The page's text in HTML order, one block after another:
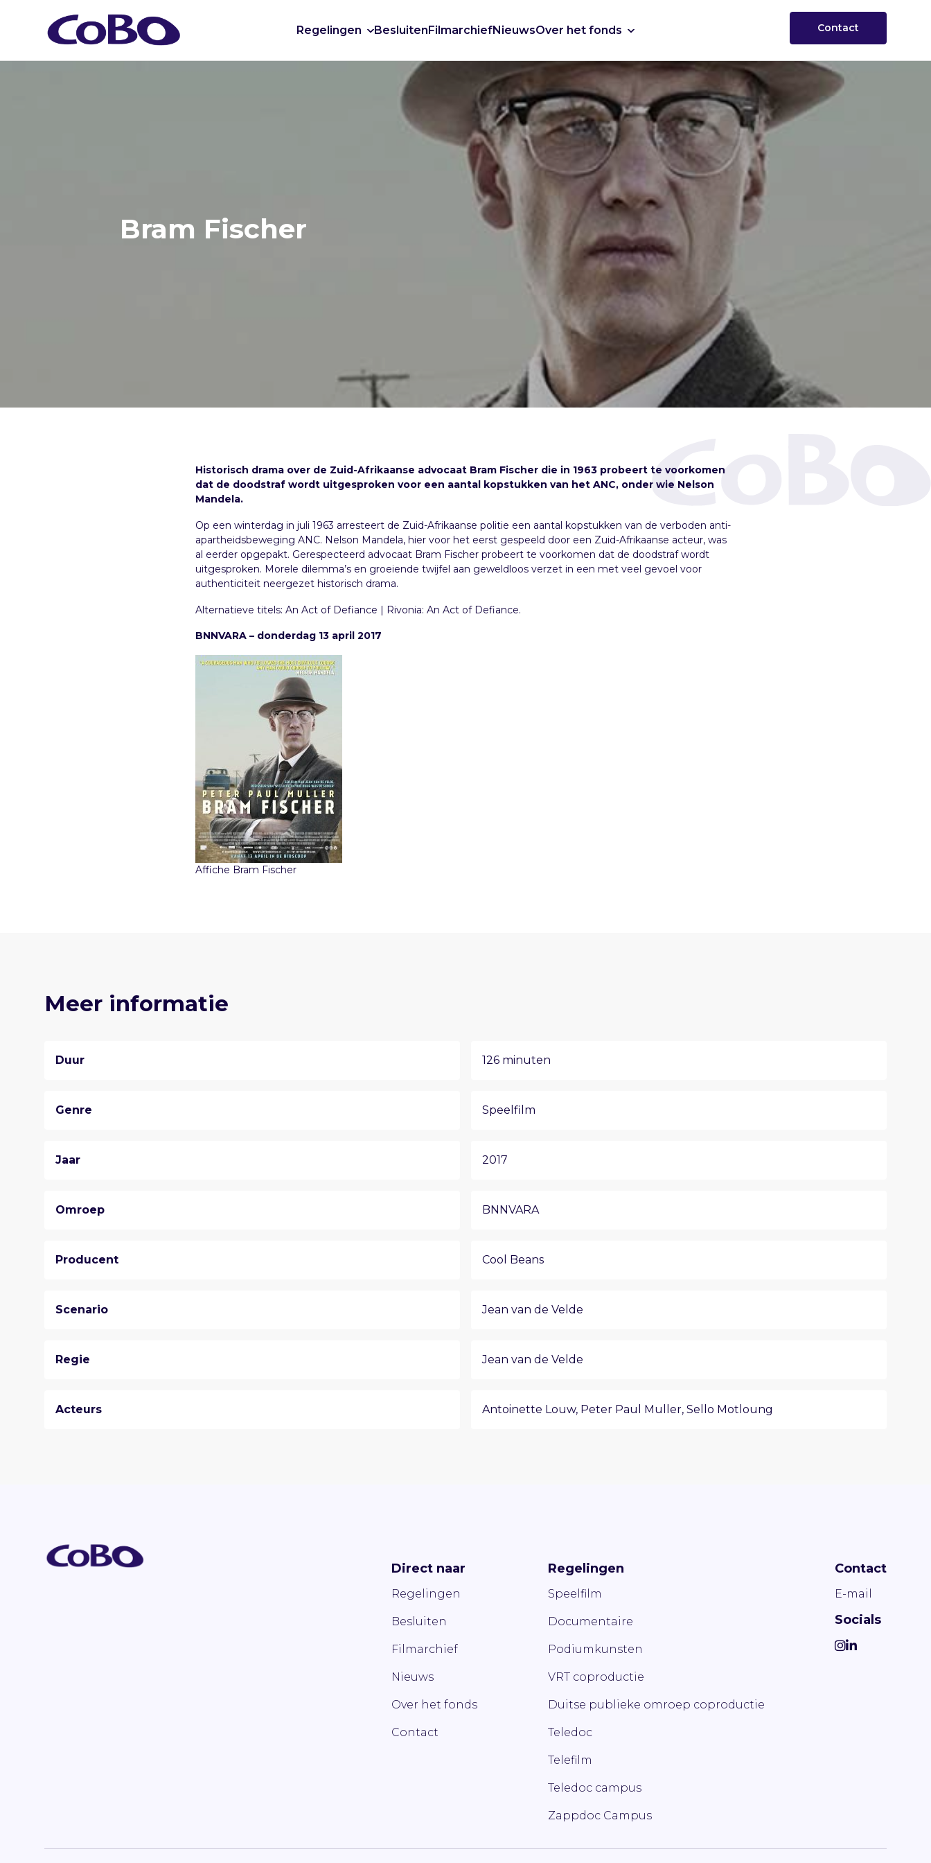
Regelingen BesluitenFilmarchiefNieuwsOver het fonds Contact
Bram Fischer
Historisch drama over de Zuid-Afrikaanse advocaat Bram Fischer die in 1963 probeert te voorkomen
dat de doodstraf wordt uitgesproken voor een aantal kopstukken van het ANC, onder wie Nelson
Mandela.
Op een winterdag in juli 1963 arresteert de Zuid-Afrikaanse politie een aantal kopstukken van de verboden anti-
apartheidsbeweging ANC. Nelson Mandela, hier voor het eerst gespeeld door een Zuid-Afrikaanse acteur, was
al eerder opgepakt. Gerespecteerd advocaat Bram Fischer probeert te voorkomen dat de doodstraf wordt
uitgesproken. Morele dilemma’s en groeiende twijfel aan geweldloos verzet in een met veel gevoel voor
authenticiteit neergezet historisch drama.
Alternatieve titels: An Act of Defiance | Rivonia: An Act of Defiance.
BNNVARA – donderdag 13 april 2017
Affiche Bram Fischer
Meer informatie
Duur 126 minuten
Genre Speelfilm
Jaar 2017
Omroep BNNVARA
Producent Cool Beans
Scenario Jean van de Velde
Regie Jean van de Velde
Acteurs Antoinette Louw, Peter Paul Muller, Sello Motloung
Direct naar
Regelingen
Besluiten
Filmarchief
Nieuws
Over het fonds
Contact
Regelingen
Speelfilm
Documentaire
Podiumkunsten
VRT coproductie
Duitse publieke omroep coproductie
Teledoc
Telefilm
Teledoc campus
Zappdoc Campus
Contact
E-mail
Socials